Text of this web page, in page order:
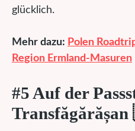
glücklich.
Mehr dazu: Polen
Region Ermland-Masuren
#5 Auf der
Transfăgărășan